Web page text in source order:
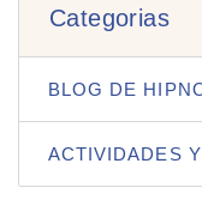
Categorias
BLOG DE
ACTIVIDADES